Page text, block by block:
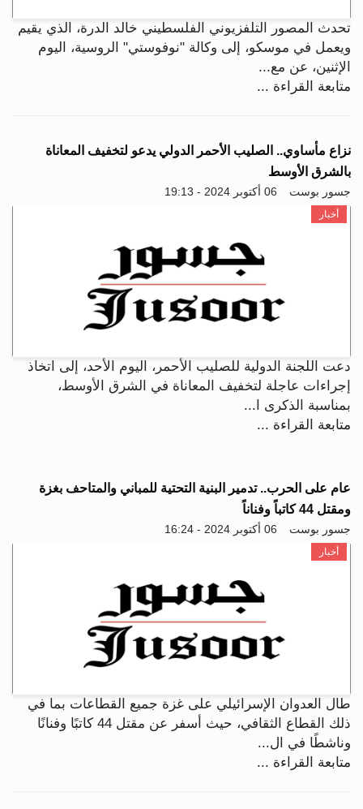
تحدث المصور التلفزيوني الفلسطيني خالد الدرة، الذي يقيم
ويعمل في موسكو، إلى وكالة "نوفوستي" الروسية، اليوم
الإثنين، عن مع...
متابعة القراءة ...
نزاع مأساوي.. الصليب الأحمر الدولي يدعو لتخفيف المعاناة
بالشرق الأوسط
جسور بوست 06 أكتوبر 2024 - 19:13
أخبار
دعت اللجنة الدولية للصليب الأحمر، اليوم الأحد، إلى اتخاذ
إجراءات عاجلة لتخفيف المعاناة في الشرق الأوسط،
بمناسبة الذكرى ا...
متابعة القراءة ...
عام على الحرب.. تدمير البنية التحتية للمباني والمتاحف بغزة
ومقتل 44 كاتباً وفناناً
جسور بوست 06 أكتوبر 2024 - 16:24
أخبار
طال العدوان الإسرائيلي على غزة جميع القطاعات بما في
ذلك القطاع الثقافي، حيث أسفر عن مقتل 44 كاتبًا وفنانًا
وناشطًا في ال...
متابعة القراءة ...